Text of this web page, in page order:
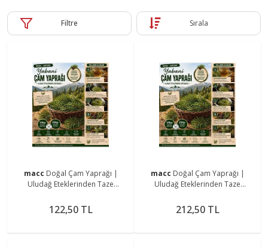
Filtre Sırala
macc Doğal Çam Yaprağı |
Uludağ Eteklerinden Taze
İğnesi 100 gr
122,50 TL
macc Doğal Çam Yaprağı |
Uludağ Eteklerinden Taze
İğnesi 250 gr
212,50 TL